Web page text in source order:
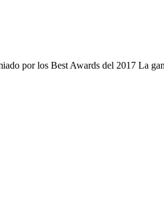
por los Best Awards del 2017 La